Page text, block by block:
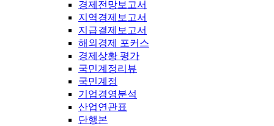
경제전망보고서
지역경제보고서
지급결제보고서
해외경제 포커스
경제상황 평가
국민계정리뷰
국민계정
기업경영분석
산업연관표
단행본